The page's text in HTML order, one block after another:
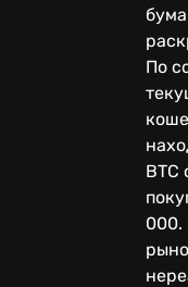
По
BTC
000.